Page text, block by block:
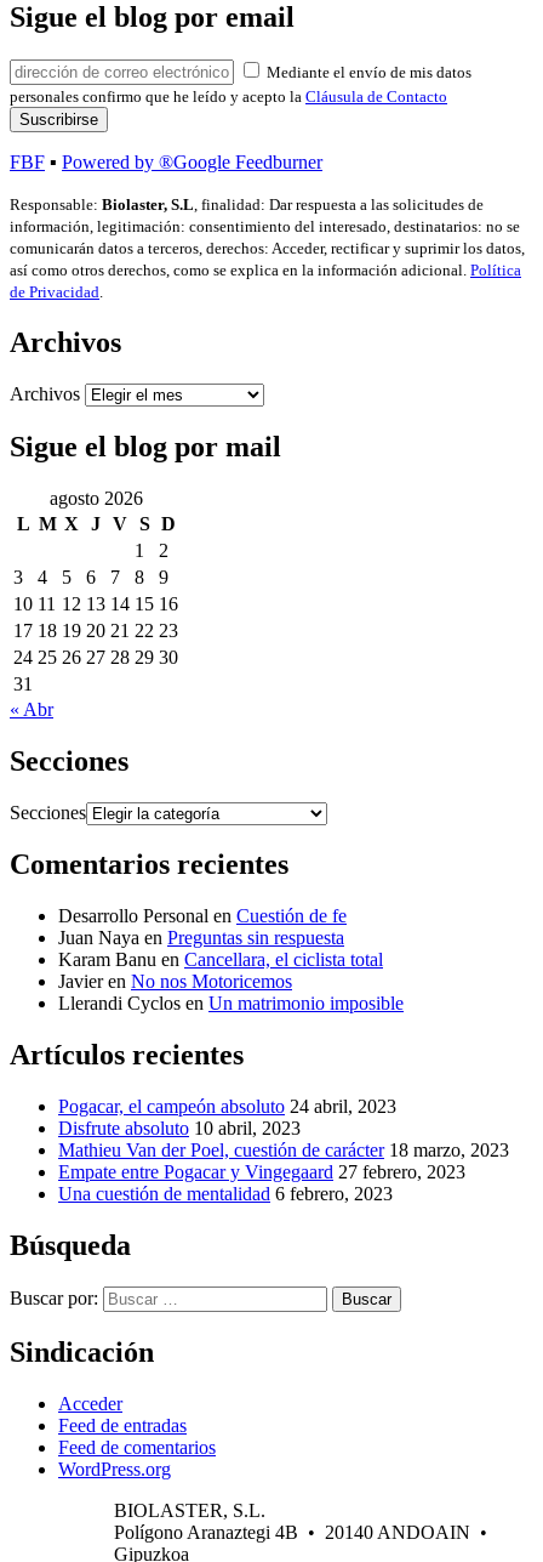
Sigue el blog por email
Mediante el envío de mis datos
personales confirmo que he leído y acepto la Cláusula de Contacto
FBF ▪ Powered by ®Google Feedburner
Responsable: Biolaster, S.L, finalidad: Dar respuesta a las solicitudes de
información, legitimación: consentimiento del interesado, destinatarios: no se
comunicarán datos a terceros, derechos: Acceder, rectificar y suprimir los datos,
así como otros derechos, como se explica en la información adicional. Política
de Privacidad.
Archivos
Archivos
Sigue el blog por mail
agosto 2026
L M X J V S D
1
2
3
4 5 6 7 8
9
10 11 12 13 14 15 16
17 18 19 20 21 22 23
24 25 26 27 28 29 30
31
« Abr
Secciones
Secciones
Comentarios recientes
Desarrollo Personal en Cuestión de fe
Juan Naya en Preguntas sin respuesta
Karam Banu en Cancellara, el ciclista total
Javieren No nos Motoricemos
Llerandi Cyclos en Un matrimonio imposible
Artículos recientes
Pogacar, el campeón absoluto 24 abril, 2023
Disfrute absoluto 10 abril, 2023
Mathieu Van der Poel, cuestión de carácter 18 marzo, 2023
Empate entre Pogacar y Vingegaard 27 febrero, 2023
Una cuestión de mentalidad 6 febrero, 2023
Búsqueda
Buscar por: Buscar
Sindicación
Acceder
Feed de entradas
Feed de comentarios
WordPress.org
BIOLASTER, S.L.
Polígono Aranaztegi 4B • 20140 ANDOAIN •
Gipuzkoa